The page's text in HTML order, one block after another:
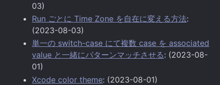
03)
Run ごとに Time Zone を自在に変える方法:
(2023-08-03)
単一の switch-case にて複数 case を associated
value と一緒にパターンマッチさせる: (2023-08-
01)
Xcode color theme: (2023-08-01)